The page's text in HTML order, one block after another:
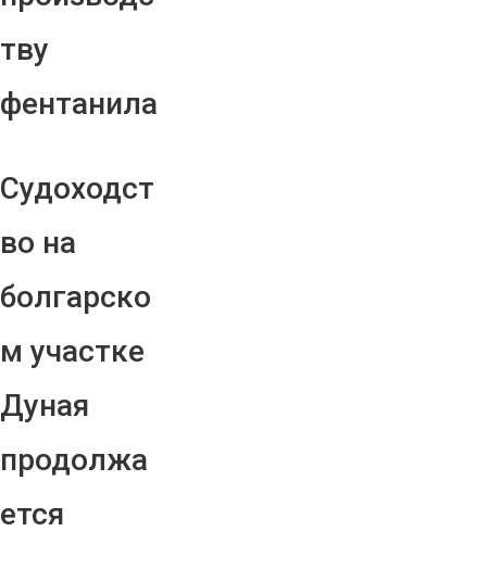
тву
фентанила
Судоходст
во на
болгарско
м участке
Дуная
продолжа
ется